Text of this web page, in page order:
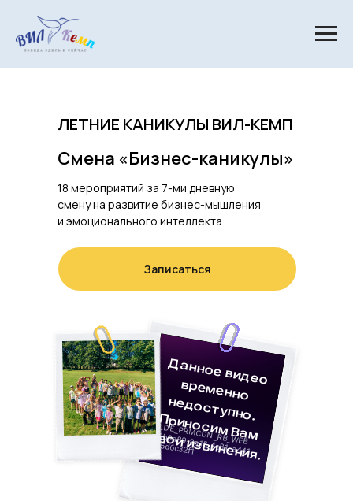
ЛЕТНИЕ КАНИКУЛЫ ВИЛ-КЕМП
Смена «Бизнес-каникулы»
18 мероприятий за 7-ми дневную
смену на развитие бизнес-мышления
и эмоционального интеллекта
Записаться